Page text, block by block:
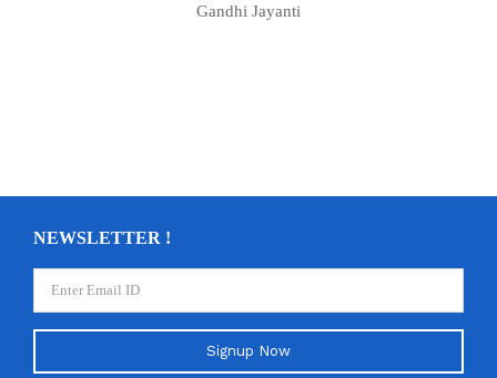
Gandhi Jayanti
NEWSLETTER !
Signup Now